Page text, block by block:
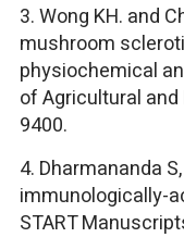
3. Wong KH. and
mushroom
physiochemical
of Agricultural and
9400.
4. Dharmananda
immunologically-
START